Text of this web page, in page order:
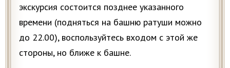
экскурсия состоится позднее указанного
времени (подняться на башню ратуши можно
до 22.00), воспользуйтесь входом с этой же
стороны, но ближе к башне.